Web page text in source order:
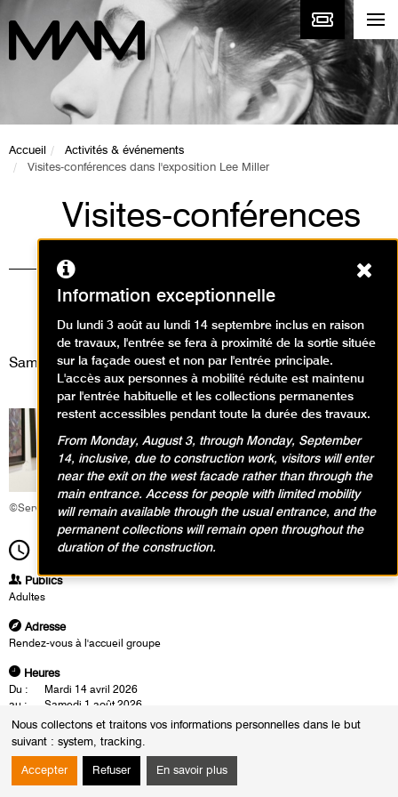
Nous collectons et traitons vos informations personnelles dans le but
suivant : system, tracking.
Accepter Refuser En savoir plus
Accueil
Activités & événements
Visites-conférences dans l'exposition Lee Miller
Visites-conférences
dans l'exposition Lee
Miller
Visites / Visite conférence
Samedi 2 mai 2026
©Service éducatif et culturel
16h00Durée1h30
Publics
Adultes
Adresse
Rendez-vous à l'accueil groupe
Heures
Du :
Mardi 14 avril 2026
au :
Samedi 1 août 2026
Les :
mardis de 14h30 à 16h00
jeudis de 19h00 à 20h30
samedis de 16h00 à 17h30
Sauf :
Jeudi 14 mai 2026 de 19h00 à 20h30
Information exceptionnelle
Du lundi 3 août au lundi 14 septembre inclus en raison
de travaux, l'entrée se fera à proximité de la sortie située
sur la façade ouest et non par l'entrée principale.
L'accès aux personnes à mobilité réduite est maintenu
par l'entrée habituelle et les collections permanentes
restent accessibles pendant toute la durée des travaux.
From Monday, August 3, through Monday, September
14, inclusive, due to construction work, visitors will enter
near the exit on the west facade rather than through the
main entrance. Access for people with limited mobility
will remain available through the usual entrance, and the
permanent collections will remain open throughout the
duration of the construction.